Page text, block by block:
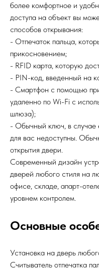
более комфортное и
доступа на объект вы
способов открывания:
- Отпечаток пальца,
прикосновением;
- RFID карта, которую
- PIN-код, введенный на
- Смартфон с помощью
удаленно по Wi-Fi с
шлюза);
- Обычный ключ, в случае
для вас недоступны.
открытия двери.
Современный дизайн
дверей любого стиля на
офисе, складе, апарт-
уровнем контролем.
Основные
Установка на дверь
Считыватель отпечатка